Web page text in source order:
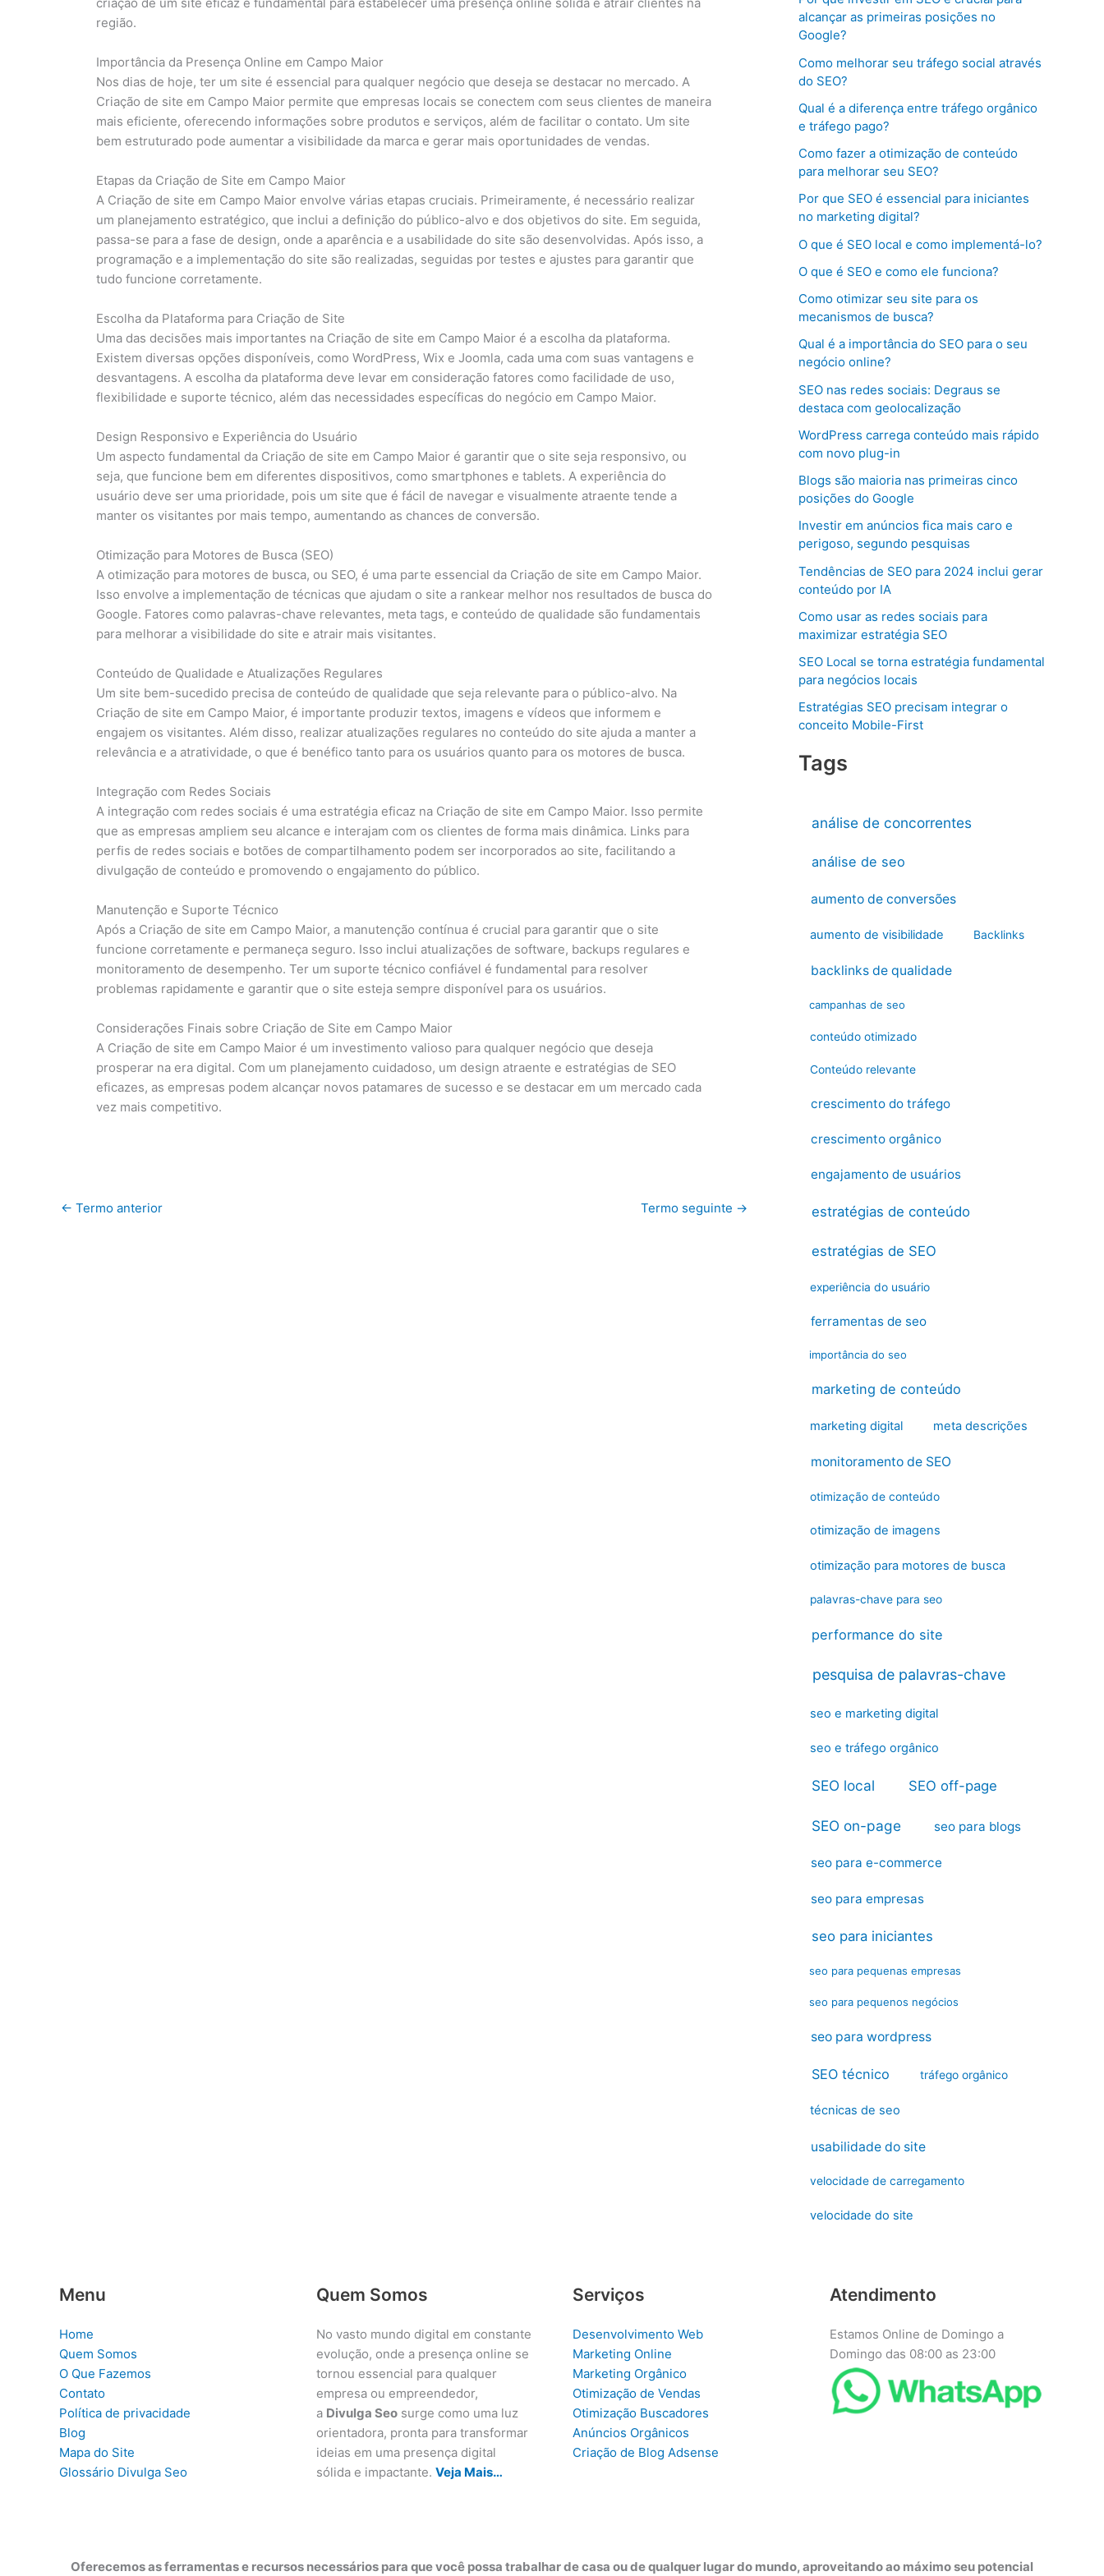
região.
Importância da Presença Online em Campo Maior
Nos dias de hoje, ter um site é essencial para qualquer negócio que deseja se destacar no mercado. A
Criação de site em Campo Maior permite que empresas locais se conectem com seus clientes de maneira
mais eficiente, oferecendo informações sobre produtos e serviços, além de facilitar o contato. Um site
bem estruturado pode aumentar a visibilidade da marca e gerar mais oportunidades de vendas.
Etapas da Criação de Site em Campo Maior
A Criação de site em Campo Maior envolve várias etapas cruciais. Primeiramente, é necessário realizar
um planejamento estratégico, que inclui a definição do público-alvo e dos objetivos do site. Em seguida,
passa-se para a fase de design, onde a aparência e a usabilidade do site são desenvolvidas. Após isso, a
programação e a implementação do site são realizadas, seguidas por testes e ajustes para garantir que
tudo funcione corretamente.
Escolha da Plataforma para Criação de Site
Uma das decisões mais importantes na Criação de site em Campo Maior é a escolha da plataforma.
Existem diversas opções disponíveis, como WordPress, Wix e Joomla, cada uma com suas vantagens e
desvantagens. A escolha da plataforma deve levar em consideração fatores como facilidade de uso,
flexibilidade e suporte técnico, além das necessidades específicas do negócio em Campo Maior.
Design Responsivo e Experiência do Usuário
Um aspecto fundamental da Criação de site em Campo Maior é garantir que o site seja responsivo, ou
seja, que funcione bem em diferentes dispositivos, como smartphones e tablets. A experiência do
usuário deve ser uma prioridade, pois um site que é fácil de navegar e visualmente atraente tende a
manter os visitantes por mais tempo, aumentando as chances de conversão.
Otimização para Motores de Busca (SEO)
A otimização para motores de busca, ou SEO, é uma parte essencial da Criação de site em Campo Maior.
Isso envolve a implementação de técnicas que ajudam o site a rankear melhor nos resultados de busca do
Google. Fatores como palavras-chave relevantes, meta tags, e conteúdo de qualidade são fundamentais
para melhorar a visibilidade do site e atrair mais visitantes.
Conteúdo de Qualidade e Atualizações Regulares
Um site bem-sucedido precisa de conteúdo de qualidade que seja relevante para o público-alvo. Na
Criação de site em Campo Maior, é importante produzir textos, imagens e vídeos que informem e
engajem os visitantes. Além disso, realizar atualizações regulares no conteúdo do site ajuda a manter a
relevância e a atratividade, o que é benéfico tanto para os usuários quanto para os motores de busca.
Integração com Redes Sociais
A integração com redes sociais é uma estratégia eficaz na Criação de site em Campo Maior. Isso permite
que as empresas ampliem seu alcance e interajam com os clientes de forma mais dinâmica. Links para
perfis de redes sociais e botões de compartilhamento podem ser incorporados ao site, facilitando a
divulgação de conteúdo e promovendo o engajamento do público.
Manutenção e Suporte Técnico
Após a Criação de site em Campo Maior, a manutenção contínua é crucial para garantir que o site
funcione corretamente e permaneça seguro. Isso inclui atualizações de software, backups regulares e
monitoramento de desempenho. Ter um suporte técnico confiável é fundamental para resolver
problemas rapidamente e garantir que o site esteja sempre disponível para os usuários.
Considerações Finais sobre Criação de Site em Campo Maior
A Criação de site em Campo Maior é um investimento valioso para qualquer negócio que deseja
prosperar na era digital. Com um planejamento cuidadoso, um design atraente e estratégias de SEO
eficazes, as empresas podem alcançar novos patamares de sucesso e se destacar em um mercado cada
vez mais competitivo.
← Termo anterior Termo seguinte →
alcançar as primeiras posições no
Google?
Como melhorar seu tráfego social através
do SEO?
Qual é a diferença entre tráfego orgânico
e tráfego pago?
Como fazer a otimização de conteúdo
para melhorar seu SEO?
Por que SEO é essencial para iniciantes
no marketing digital?
O que é SEO local e como implementá-lo?
O que é SEO e como ele funciona?
Como otimizar seu site para os
mecanismos de busca?
Qual é a importância do SEO para o seu
negócio online?
SEO nas redes sociais: Degraus se
destaca com geolocalização
WordPress carrega conteúdo mais rápido
com novo plug-in
Blogs são maioria nas primeiras cinco
posições do Google
Investir em anúncios fica mais caro e
perigoso, segundo pesquisas
Tendências de SEO para 2024 inclui gerar
conteúdo por IA
Como usar as redes sociais para
maximizar estratégia SEO
SEO Local se torna estratégia fundamental
para negócios locais
Estratégias SEO precisam integrar o
conceito Mobile-First
Tags
análise de concorrentes
análise de seo
aumento de conversões
aumento de visibilidade Backlinks
backlinks de qualidade
campanhas de seo
conteúdo otimizado
Conteúdo relevante
crescimento do tráfego
crescimento orgânico
engajamento de usuários
estratégias de conteúdo
estratégias de SEO
experiência do usuário
ferramentas de seo
importância do seo
marketing de conteúdo
marketing digital meta descrições
monitoramento de SEO
otimização de conteúdo
otimização de imagens
otimização para motores de busca
palavras-chave para seo
performance do site
pesquisa de palavras-chave
seo e marketing digital
seo e tráfego orgânico
SEO local SEO off-page
SEO on-page seo para blogs
seo para e-commerce
seo para empresas
seo para iniciantes
seo para pequenas empresas
seo para pequenos negócios
seo para wordpress
SEO técnico tráfego orgânico
técnicas de seo
usabilidade do site
velocidade de carregamento
velocidade do site
Menu
Home
Quem Somos
O Que Fazemos
Contato
Política de privacidade
Blog
Mapa do Site
Glossário Divulga Seo
Quem Somos
No vasto mundo digital em constante
evolução, onde a presença online se
tornou essencial para qualquer
empresa ou empreendedor,
a Divulga Seosurge como uma luz
orientadora, pronta para transformar
ideias em uma presença digital
sólida e impactante. Veja Mais…
Serviços
Desenvolvimento Web
Marketing Online
Marketing Orgânico
Otimização de Vendas
Otimização Buscadores
Anúncios Orgânicos
Criação de Blog Adsense
Atendimento
Estamos Online de Domingo a
Domingo das 08:00 as 23:00
Oferecemos as ferramentas e recursos necessários para que você possa trabalhar de casa ou de qualquer lugar do mundo, aproveitando ao máximo seu potencial